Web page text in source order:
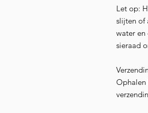
Let op:
slijten of
water
sieraad
Ophalen